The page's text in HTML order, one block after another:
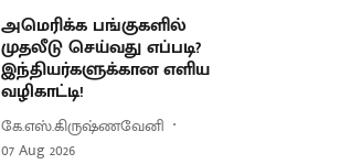
அமெரிக்க பங்குகளில்
முதலீடு செய்வது எப்படி?
இந்தியர்களுக்கான எளிய
வழிகாட்டி!
கே.எஸ்.கிருஷ்ணவேனி
07 Aug 2026